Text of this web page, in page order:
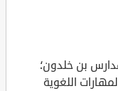
بن خلدون؛
اللغوية